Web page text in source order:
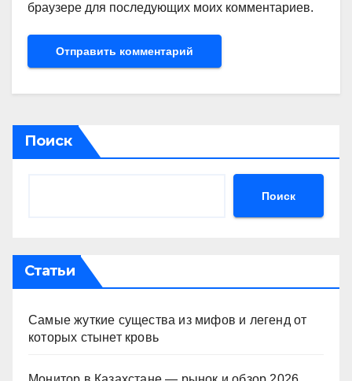
браузере для последующих моих комментариев.
Поиск
Поиск
Статьи
Самые жуткие существа из мифов и легенд от
которых стынет кровь